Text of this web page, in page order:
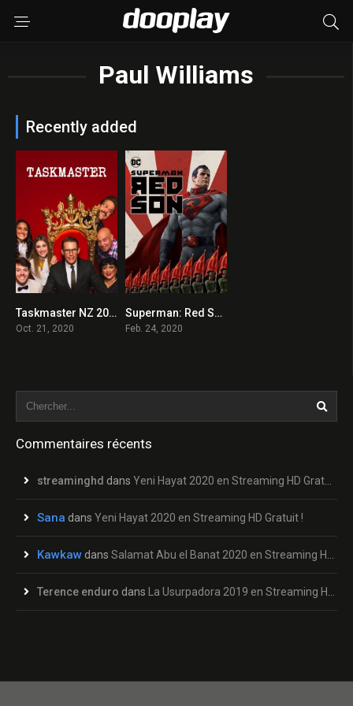
Paul Williams
Recently added
8Taskmaster NZ 2020 en Streaming HD Gratuit !
Oct. 21, 2020
6.3
Superman: Red Son 2020 en Streaming HD Gratuit !
Feb. 24, 2020
Commentaires récents
streaminghd dans Yeni Hayat 2020 en Streaming HD Gratuit !
Sana dans Yeni Hayat 2020 en Streaming HD Gratuit !
Kawkaw dans Salamat Abu el Banat 2020 en Streaming HD Gratuit !
Terence enduro dans La Usurpadora 2019 en Streaming HD Gratuit !